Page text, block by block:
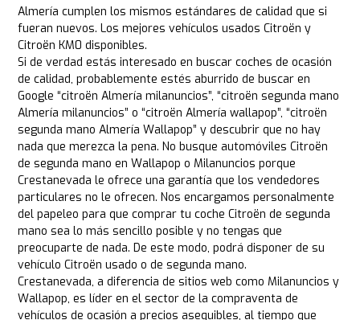
Almería cumplen los mismos estándares de calidad que si
fueran nuevos. Los mejores vehículos usados Citroën y
Citroën KM0 disponibles.
Si de verdad estás interesado en buscar coches de ocasión
de calidad, probablemente estés aburrido de buscar en
Google “citroën Almería milanuncios”, “citroën segunda mano
Almería milanuncios” o “citroën Almería wallapop”, “citroën
segunda mano Almería Wallapop” y descubrir que no hay
nada que merezca la pena. No busque automóviles Citroën
de segunda mano en Wallapop o Milanuncios porque
Crestanevada le ofrece una garantía que los vendedores
particulares no le ofrecen. Nos encargamos personalmente
del papeleo para que comprar tu coche Citroën de segunda
mano sea lo más sencillo posible y no tengas que
preocuparte de nada. De este modo, podrá disponer de su
vehículo Citroën usado o de segunda mano.
Crestanevada, a diferencia de sitios web como Milanuncios y
Wallapop, es líder en el sector de la compraventa de
vehículos de ocasión a precios asequibles, al tiempo que